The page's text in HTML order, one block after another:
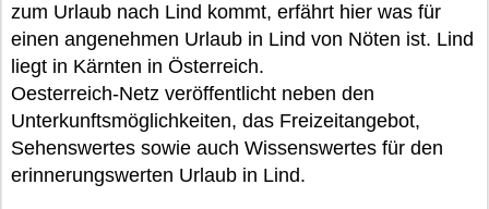
zum Urlaub nach Lind kommt, erfährt hier was für
einen angenehmen Urlaub in Lind von Nöten ist. Lind
liegt in Kärnten in Österreich.
Oesterreich-Netz veröffentlicht neben den
Unterkunftsmöglichkeiten, das Freizeitangebot,
Sehenswertes sowie auch Wissenswertes für den
erinnerungswerten Urlaub in Lind.